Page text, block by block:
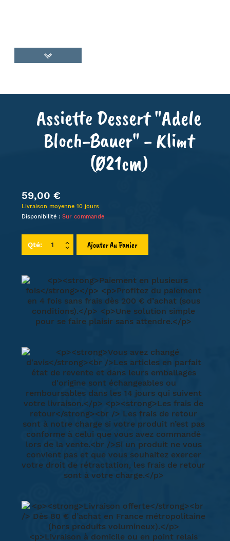
Assiette Dessert "Adele
Bloch-Bauer" - Klimt
(Ø21cm)
59,00 €
Livraison moyenne 10 jours
Disponibilité : Sur commande
Qté: Ajouter Au Panier